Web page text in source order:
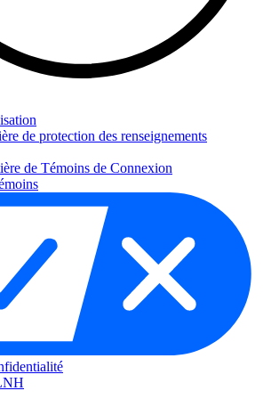
de protection des renseignements
de Témoins de Connexion